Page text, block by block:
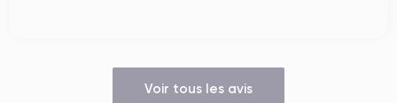
Voir tous les avis